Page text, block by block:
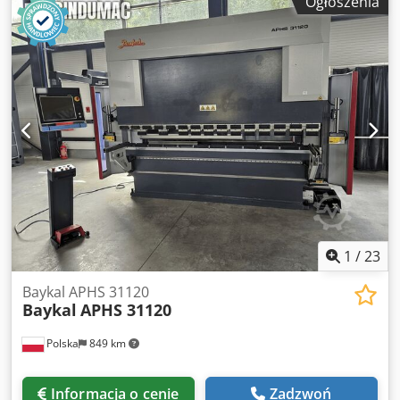
robocza [mm]: 4100 - Odległość między stojakami [mm]:
3600 - Wysięg [mm]: 410 Dksdpfxezcmrkj Ad Ner -
Głębokość tylnego zderzaka [mm]: 750 - Maks. skok [mm]:
260 - Rodzaj sterowania: Delem DA-69T Informacje
finansowe Podatek VAT: Podana cena jest ceną netto,
należy doliczyć podatek VAT VAT/opodatkowanie marży:
VAT do odliczenia dla przedsiębiorców Dostawa i przyjęcie
w rozliczeniu możliwe w każdej chwili dla całego sektora
przemysłowego Lukas van Rossum
1 /23
Polska 849 km
Baykal APHS 31120
Baykal APHS 31120
Informacja o cenie Zadzwoń